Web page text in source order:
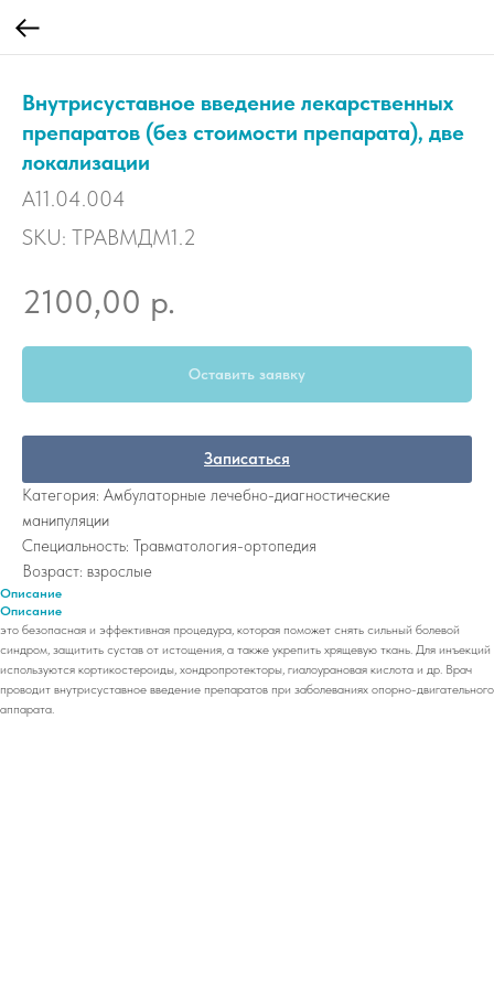
Внутрисуставное введение лекарственных
препаратов (без стоимости препарата), две
локализации
A11.04.004
SKU: ТРАВМДМ1.2
2100,00 р.
Оставить заявку
Записаться
Категория: Амбулаторные лечебно-диагностические
манипуляции
Специальность: Травматология-ортопедия
Возраст: взрослые
Описание
Описание
это безопасная и эффективная процедура, которая поможет снять сильный болевой
синдром, защитить сустав от истощения, а также укрепить хрящевую ткань. Для инъекций
используются кортикостероиды, хондропротекторы, гиалоурановая кислота и др. Врач
проводит внутрисуставное введение препаратов при заболеваниях опорно-двигательного
аппарата.